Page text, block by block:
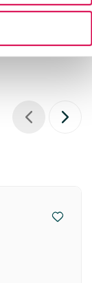
10.96incl. BTW